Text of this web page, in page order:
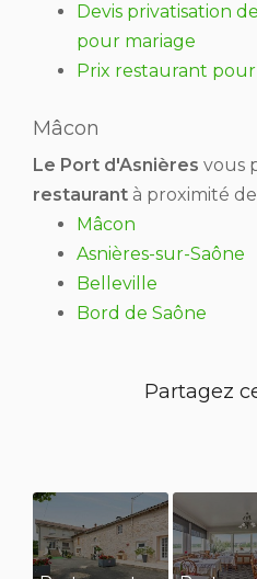
Devis privatisation
pour mariage
Prix restaurant
Mâcon
Le Port d'Asnières vous
restaurant à proximité de
Mâcon
Asnières-sur-Saône
Belleville
Bord de Saône